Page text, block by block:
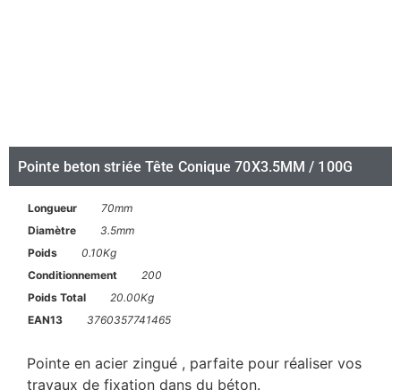
Pointe beton striée Tête Conique 70X3.5MM / 100G
Longueur
70mm
Diamètre
3.5mm
Poids
0.10Kg
Conditionnement
200
Poids Total
20.00Kg
EAN13
3760357741465
Pointe en acier zingué , parfaite pour réaliser vos
travaux de fixation dans du béton.